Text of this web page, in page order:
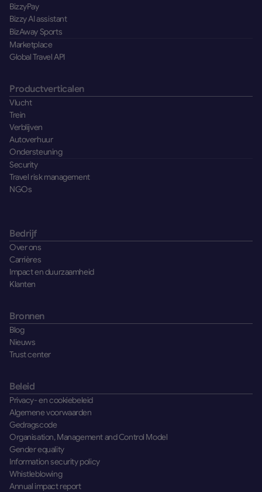
BizzyPay
Bizzy AI assistant
BizAway Sports
Marketplace
Global Travel API
Productverticalen
Vlucht
Trein
Verblijven
Autoverhuur
Ondersteuning
Security
Travel risk management
NGOs
Bedrijf
Over ons
Carrières
Impact en duurzaamheid
Klanten
Bronnen
Blog
Nieuws
Trust center
Beleid
Privacy- en cookiebeleid
Algemene voorwaarden
Gedragscode
Organisation, Management and Control Model
Gender equality
Information security policy
Whistleblowing
Annual impact report